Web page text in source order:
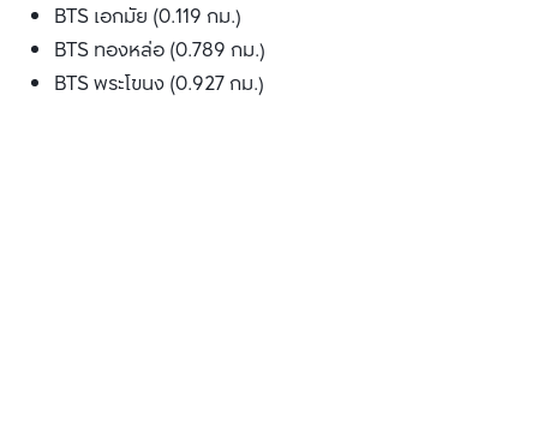
BTS เอกมัย (0.119 กม.)
BTS ทองหล่อ (0.789 กม.)
BTS พระโขนง (0.927 กม.)